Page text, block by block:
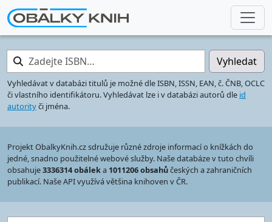
Zadejte ISBN… Vyhledat
Vyhledávat v databázi titulů je možné dle ISBN, ISSN, EAN, č. ČNB, OCLC
či vlastního identifikátoru. Vyhledávat lze i v databázi autorů dle id
autorityči jména.
Projekt ObalkyKnih.cz sdružuje různé zdroje informací o knížkách do
jedné, snadno použitelné webové služby. Naše databáze v tuto chvíli
obsahuje3336314 obáleka 1011206 obsahůčeských a zahraničních
publikací. Naše API využívá většina knihoven v ČR.